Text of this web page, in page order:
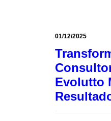
01/12/2025
Evolutto